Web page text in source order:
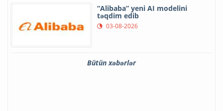
“Alibaba” yeni AI modelini
təqdim edib
03-08-2026
Bütün xəbərlər